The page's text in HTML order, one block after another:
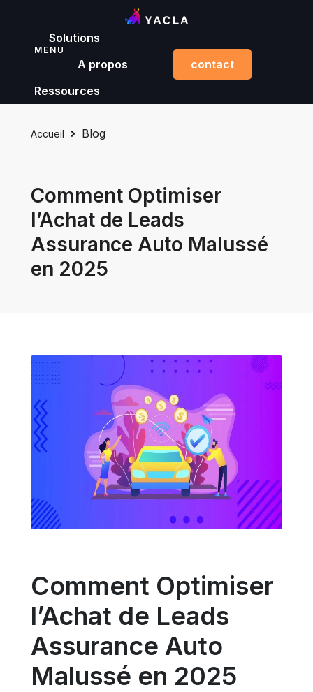
MENU
Solutions
A propos
Ressources
contact
Accueil Blog
Comment Optimiser
l’Achat de Leads
Assurance Auto Malussé
en 2025
Comment Optimiser
l’Achat de Leads
Assurance Auto
Malussé en 2025